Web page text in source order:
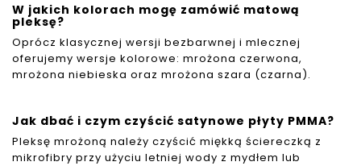
W jakich kolorach mogę zamówić matową
pleksę?
Oprócz klasycznej wersji bezbarwnej i mlecznej
oferujemy wersje kolorowe: mrożona czerwona,
mrożona niebieska oraz mrożona szara (czarna).
Jak dbać i czym czyścić satynowe płyty PMMA?
Pleksę mrożoną należy czyścić miękką ściereczką z
mikrofibry przy użyciu letniej wody z mydłem lub